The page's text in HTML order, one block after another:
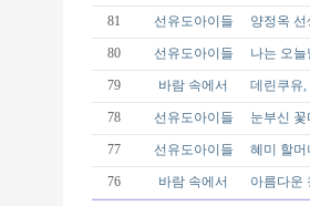
81 선유도아이들 양정옥 선
80 선유도아이들 나는 오
79 바람 속에서 데린쿠유,
78 선유도아이들 눈부신
77 선유도아이들 혜미 할머
76 바람 속에서 아름다운